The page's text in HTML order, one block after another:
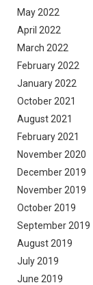
May 2022
April 2022
March 2022
February 2022
January 2022
October 2021
August 2021
February 2021
November 2020
December 2019
November 2019
October 2019
September 2019
August 2019
July 2019
June 2019